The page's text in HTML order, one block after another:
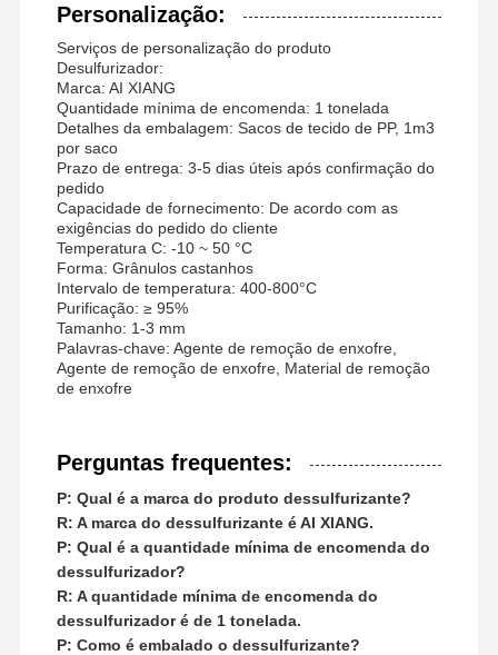
Personalização:
Serviços de personalização do produto
Desulfurizador:
Marca: AI XIANG
Quantidade mínima de encomenda: 1 tonelada
Detalhes da embalagem: Sacos de tecido de PP, 1m3
por saco
Prazo de entrega: 3-5 dias úteis após confirmação do
pedido
Capacidade de fornecimento: De acordo com as
exigências do pedido do cliente
Temperatura C: -10 ~ 50 °C
Forma: Grânulos castanhos
Intervalo de temperatura: 400-800°C
Purificação: ≥ 95%
Tamanho: 1-3 mm
Palavras-chave: Agente de remoção de enxofre,
Agente de remoção de enxofre, Material de remoção
de enxofre
Perguntas frequentes:
P: Qual é a marca do produto dessulfurizante?
R: A marca do dessulfurizante é AI XIANG.
P: Qual é a quantidade mínima de encomenda do
dessulfurizador?
R: A quantidade mínima de encomenda do
dessulfurizador é de 1 tonelada.
P: Como é embalado o dessulfurizante?